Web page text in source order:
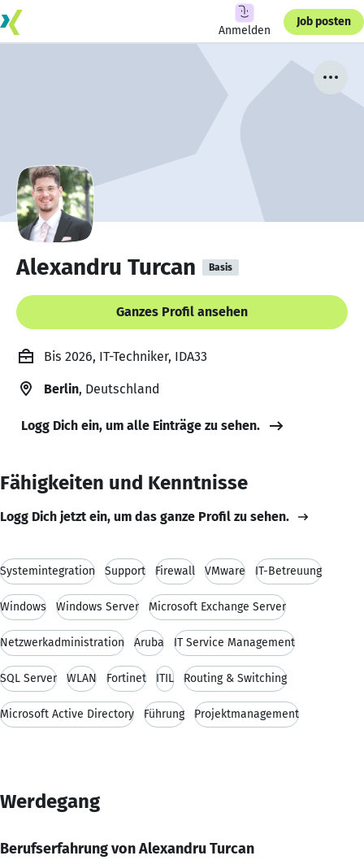
Anmelden
Job posten
Alexandru Turcan Basis
Ganzes Profil ansehen
Bis 2026, IT-Techniker, IDA33
Berlin, Deutschland
Logg Dich ein, um alle Einträge zu sehen.
Fähigkeiten und Kenntnisse
Logg Dich jetzt ein, um das ganze Profil zu sehen.
Systemintegration Support Firewall VMware IT-Betreuung
Windows Windows Server Microsoft Exchange Server
Netzwerkadministration Aruba IT Service Management
SQL Server WLAN Fortinet ITIL Routing & Switching
Microsoft Active Directory Führung Projektmanagement
Werdegang
Berufserfahrung von Alexandru Turcan